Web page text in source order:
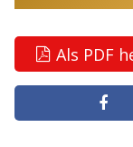
Als PDF